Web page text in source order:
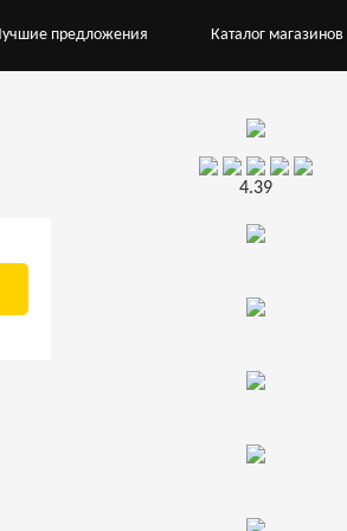
предложения Каталог магазинов
4.39